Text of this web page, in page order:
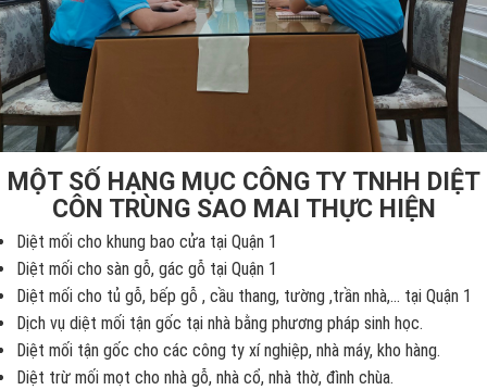
MỘT SỐ HẠNG MỤC CÔNG TY TNHH DIỆT
CÔN TRÙNG SAO MAI THỰC HIỆN
Diệt mối cho khung bao cửa tại Quận 1
Diệt mối cho sàn gỗ, gác gỗ tại Quận 1
Diệt mối cho tủ gỗ, bếp gỗ , cầu thang, tường ,trần nhà,... tại Quận 1
Dịch vụ diệt mối tận gốc tại nhà bằng phương pháp sinh học.
Diệt mối tận gốc cho các công ty xí nghiệp, nhà máy, kho hàng.
Diệt trừ mối mọt cho nhà gỗ, nhà cổ, nhà thờ, đình chùa.